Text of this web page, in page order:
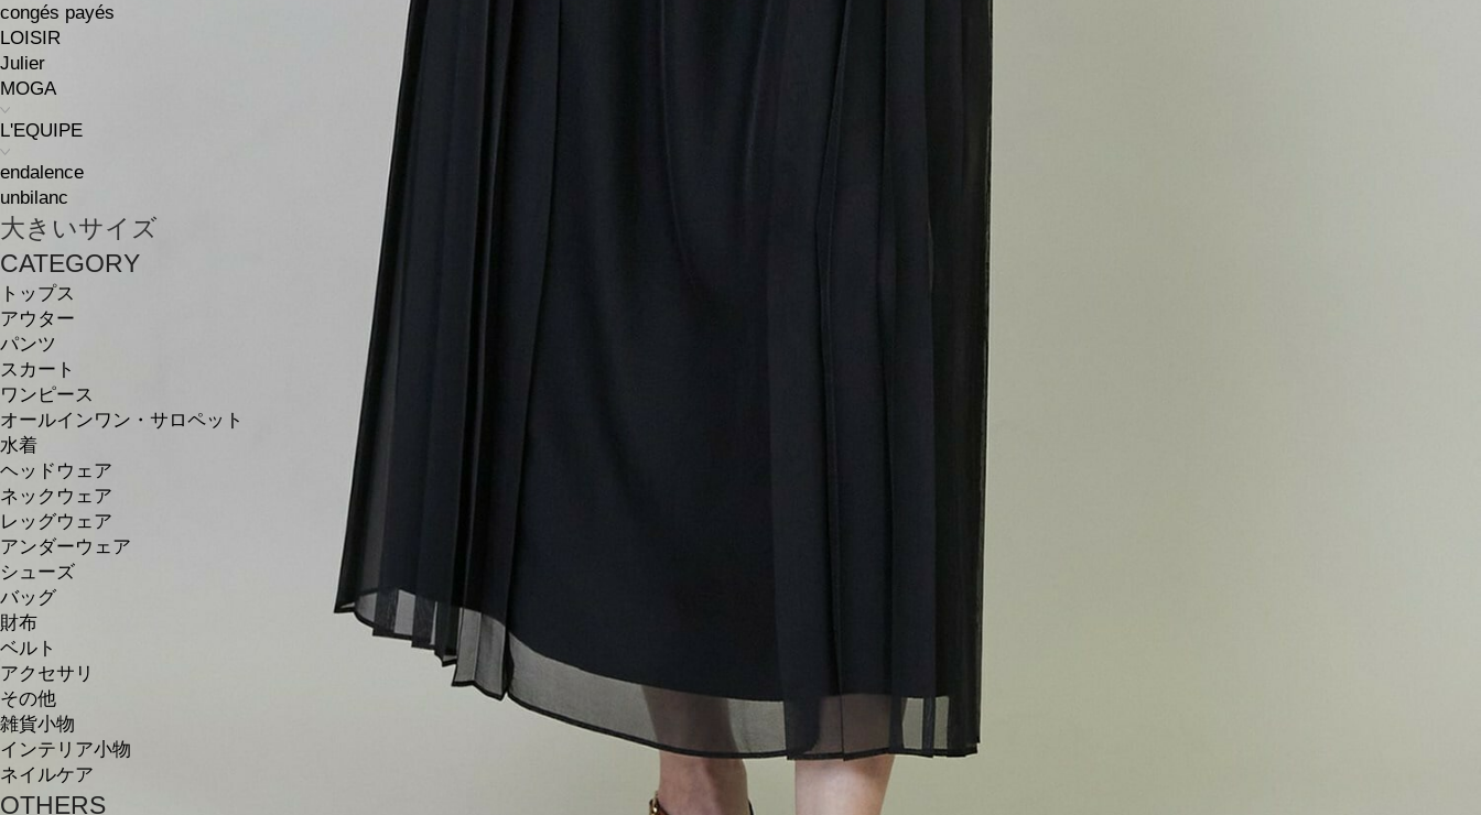
congés payés
LOISIR
Julier
MOGA
L'EQUIPE
endalence
unbilanc
大きいサイズ
CATEGORY
トップス
アウター
パンツ
スカート
ワンピース
オールインワン・サロペット
水着
ヘッドウェア
ネックウェア
レッグウェア
アンダーウェア
シューズ
バッグ
財布
ベルト
アクセサリ
その他
雑貨小物
インテリア小物
ネイルケア
OTHERS